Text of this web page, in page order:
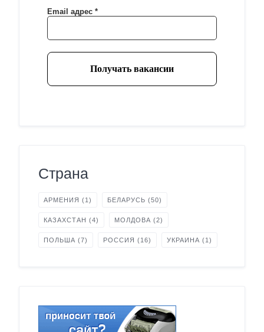
Email адрес *
Страна
АРМЕНИЯ (1) БЕЛАРУСЬ (50)
КАЗАХСТАН (4) МОЛДОВА (2)
ПОЛЬША (7) РОССИЯ (16) УКРАИНА (1)